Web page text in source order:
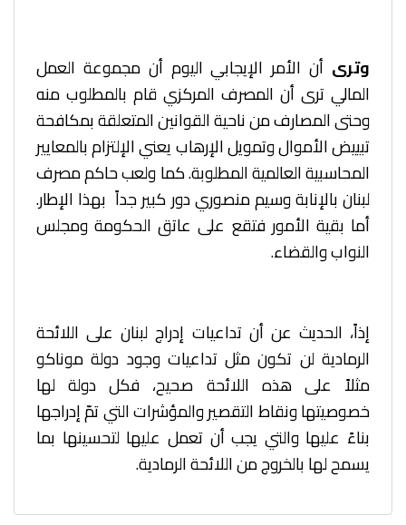
وترى أن الأمر الإيجابي اليوم أن مجموعة العمل
المالي ترى أن المصرف المركزي قام بالمطلوب منه
وحتى المصارف من ناحية القوانين المتعلقة بمكافحة
تبييض الأموال وتمويل الإرهاب يعني الإلتزام بالمعايير
المحاسبية العالمية المطلوبة. كما ولعب حاكم مصرف
لبنان بالإنابة وسيم منصوري دور كبير جداً بهذا الإطار.
أما بقية الأمور فتقع على عاتق الحكومة ومجلس
النواب والقضاء.
إذاً، الحديث عن أن تداعيات إدراج لبنان على اللائحة
الرمادية لن تكون مثل تداعيات وجود دولة موناكو
مثلاً على هذه اللائحة صحيح، فكل دولة لها
خصوصيتها ونقاط التقصير والمؤشرات التي تمّ إدراجها
بناءً عليها والتي يجب أن تعمل عليها لتحسينها بما
يسمح لها بالخروج من اللائحة الرمادية.